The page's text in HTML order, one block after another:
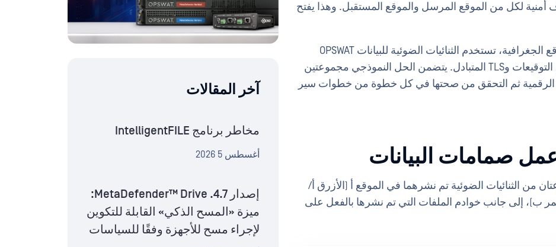
أمنية لكل من الموقع المرسل والموقع المستقبل. وهذا يفتح
لتمكين نقل الملفات بشكل آمن بين المواقع الجغرافية، تستخدم الثنائيات الضوئية للبيانات OPSWAT
مزيجًا من التوقيعات الرقمية والتحقق من التوقيعات وTLS المتبادل. يتضمن الحل النموذجي مجموعتين
الرقمية ثم التحقق من صحتها في كل خطوة من خطوات سير
صمامات البيانات
من الثنائيات الضوئية تم نشرهما في الموقع أ (الأزرق أ/
ب)، إلى جانب خوادم الملفات التي تم نشرها بالفعل على
آخر المقالات
مخاطر برنامج IntelligentFILE
أغسطس 5 2026
إصدار MetaDefender™ Drive .4.7:
ميزة «المسح الذكي» القابلة للتكوين
لإجراء مسح للأجهزة وفقًا للسياسات